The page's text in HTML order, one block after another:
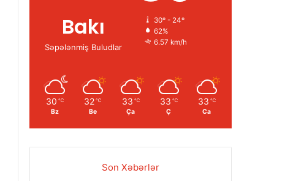
Bakı
Səpələnmiş Buludlar
30º - 24º
62%
6.57 km/h
30 ℃
Bz
32 ℃
Be
33 ℃
Ça
33 ℃
Ç
33 ℃
Ca
Son Xəbərlər